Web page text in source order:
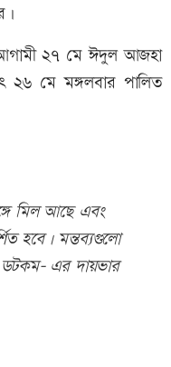
২৭ মে ঈদুল আজহা
২৬ মে মঙ্গলবার পালিত
মিল আছে এবং
হবে। মন্তব্যগুলো
এর দায়ভার